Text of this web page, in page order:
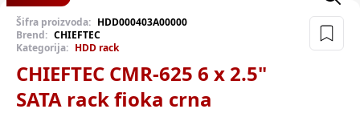
Šifra proizvoda: HDD000403A00000
Brend: CHIEFTEC
Kategorija: HDD rack
CHIEFTEC CMR-625 6 x 2.5"
SATA rack fioka crna